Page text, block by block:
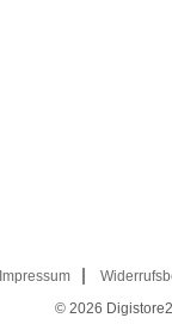
Impressum
© 2026